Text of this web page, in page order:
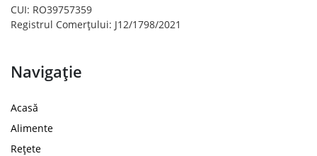
CUI: RO39757359
Registrul Comerțului: J12/1798/2021
Navigație
Acasă
Alimente
Rețete